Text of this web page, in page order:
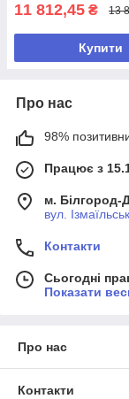
11 812,45 ₴ 13
Купити
Про нас
98%
Працює з
м. Білгород-
вул.
Контакти
Сьогодні
Показати
Про нас
Контакти